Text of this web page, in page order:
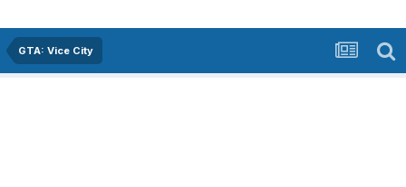
GTA: Vice City